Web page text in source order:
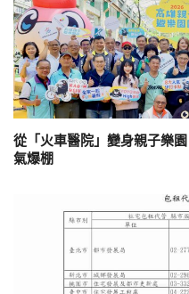
從「火車醫院」變身親子樂
氣爆棚